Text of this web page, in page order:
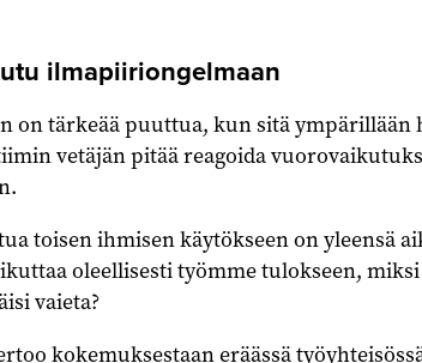
ilmapiiriongelmaan
on tärkeää puuttua, kun sitä ympärillään
vetäjän pitää reagoida
toisen ihmisen käytökseen on yleensä
oleellisesti työmme tulokseen,
vaieta?
kokemuksestaan eräässä